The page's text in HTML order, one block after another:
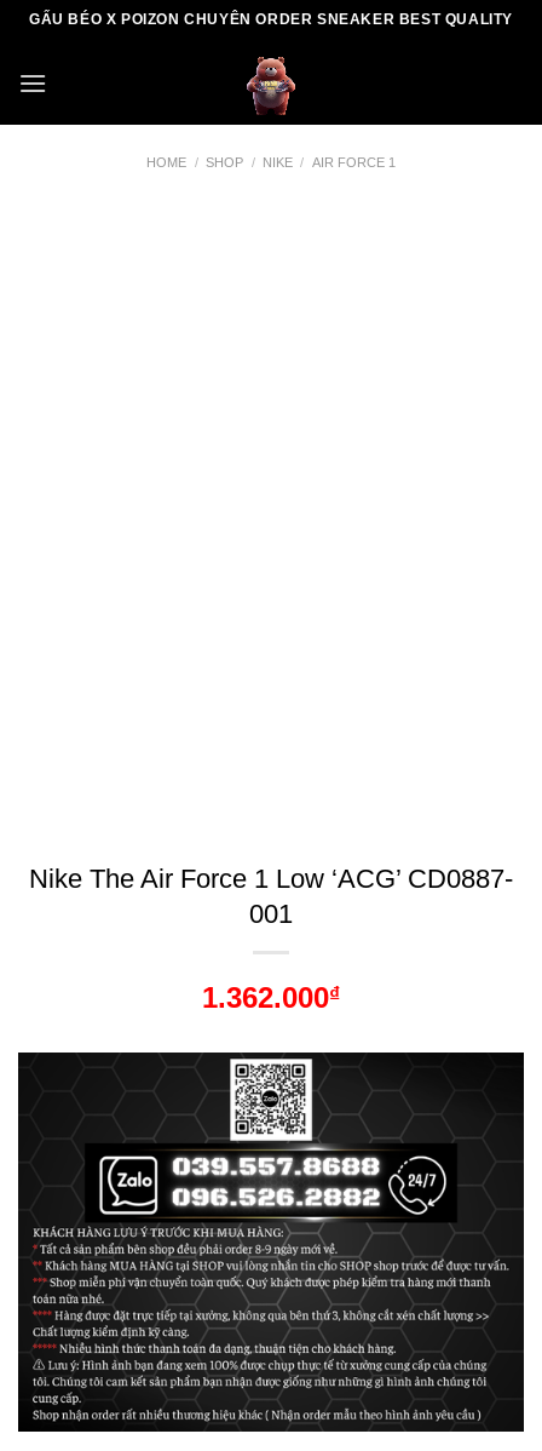
Skip
content
GẤU BÉO X POIZON CHUYÊN ORDER SNEAKER BEST QUALITY
HOME / SHOP / NIKE / AIR FORCE 1
Nike The Air Force 1 Low ‘ACG’ CD0887-
001
1.362.000₫